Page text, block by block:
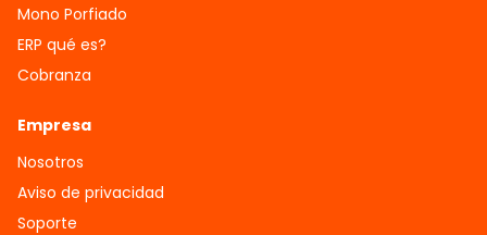
Mono Porfiado
ERP qué es?
Cobranza
Empresa
Nosotros
Aviso de privacidad
Soporte